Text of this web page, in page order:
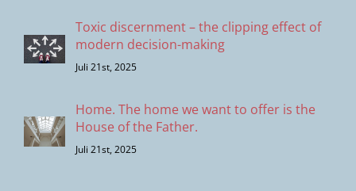
Toxic discernment – the clipping effect of
modern decision-making
Juli 21st, 2025
Home. The home we want to offer is the
House of the Father.
Juli 21st, 2025